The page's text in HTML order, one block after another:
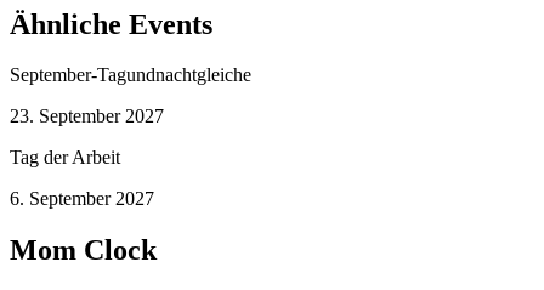
Ähnliche Events
September-Tagundnachtgleiche
23. September 2027
Tag der Arbeit
6. September 2027
Mom Clock